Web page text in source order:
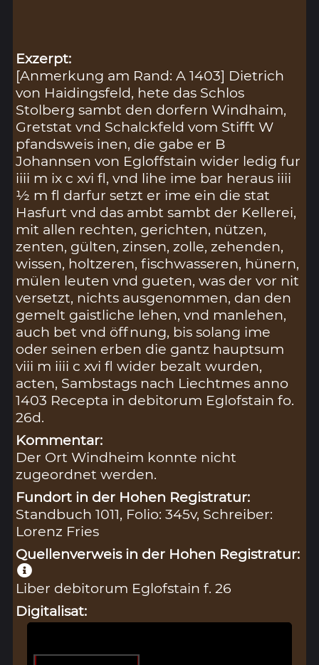
Exzerpt:
[Anmerkung am Rand: A 1403] Dietrich
von Haidingsfeld, hete das Schlos
Stolberg sambt den dorfern Windhaim,
Gretstat vnd Schalckfeld vom Stifft W
pfandsweis inen, die gabe er B
Johannsen von Egloffstain wider ledig fur
iiii m ix c xvi fl, vnd lihe ime bar heraus iiii
½ m fl darfur setzt er ime ein die stat
Hasfurt vnd das ambt sambt der Kellerei,
mit allen rechten, gerichten, nützen,
zenten, gülten, zinsen, zolle, zehenden,
wissen, holtzeren, fischwasseren, hünern,
mülen leuten vnd gueten, was der vor nit
versetzt, nichts ausgenommen, dan den
gemelt gaistliche lehen, vnd manlehen,
auch bet vnd öffnung, bis solang ime
oder seinen erben die gantz hauptsum
viii m iiii c xvi fl wider bezalt wurden,
acten, Sambstags nach Liechtmes anno
1403 Recepta in debitorum Eglofstain fo.
26d.
Kommentar:
Der Ort Windheim konnte nicht
zugeordnet werden.
Fundort in der Hohen Registratur:
Standbuch 1011, Folio: 345v, Schreiber:
Lorenz Fries
Quellenverweis in der Hohen Registratur:
Liber debitorum Eglofstain f. 26
Digitalisat: